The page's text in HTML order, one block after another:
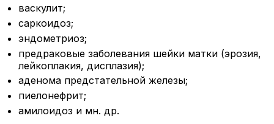
васкулит;
саркоидоз;
эндометриоз;
предраковые заболевания шейки матки (эрозия,
лейкоплакия, дисплазия);
аденома предстательной железы;
пиелонефрит;
амилоидоз и мн. др.